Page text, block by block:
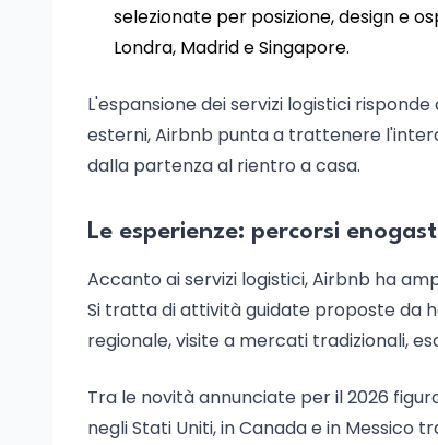
selezionate per posizione, design e
Londra, Madrid e Singapore.
L'espansione dei servizi logistici
esterni, Airbnb punta a trattenere
dalla partenza al rientro a casa.
Le esperienze: percorsi
Accanto ai servizi logistici, Airbnb ha
Si tratta di attività guidate proposte da
regionale, visite a mercati tradizionali,
Tra le novità annunciate per il 2026
negli Stati Uniti, in Canada e in Messico